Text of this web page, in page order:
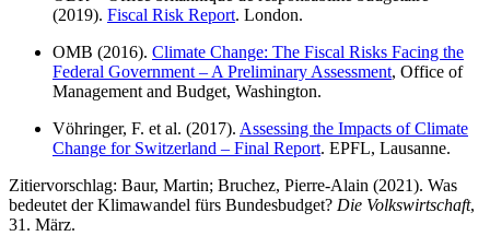
(2019). Fiscal Risk Report. London.
OMB (2016). Climate Change: The Fiscal Risks Facing the
Federal Government – A Preliminary Assessment, Office of
Management and Budget, Washington.
Vöhringer, F. et al. (2017). Assessing the Impacts of Climate
Change for Switzerland – Final Report. EPFL, Lausanne.
Zitiervorschlag: Baur, Martin; Bruchez, Pierre-Alain (2021). Was
bedeutet der Klimawandel fürs Bundesbudget? Die Volkswirtschaft,
31. März.